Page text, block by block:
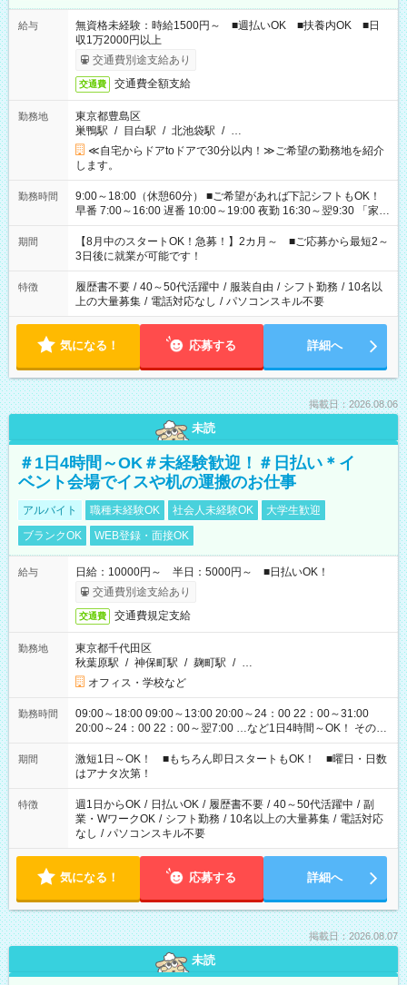
給与
無資格未経験：時給1500円～ ■週払いOK ■扶養内OK ■日
収1万2000円以上
交通費別途支給あり
交通費 交通費全額支給
勤務地
東京都豊島区
巣鴨駅 / 目白駅 / 北池袋駅 / …
≪自宅からドアtoドアで30分以内！≫ご希望の勤務地を紹介
します。
勤務時間
9:00～18:00（休憩60分） ■ご希望があれば下記シフトもOK！
早番 7:00～16:00 遅番 10:00～19:00 夜勤 16:30～翌9:30 「家族
と休みを合わせたい」 「余裕を持って夕飯の準備がしたい」
「できれば残業はしたくない」 など、ご希望を教えてください
ね。 ※Wワーク希望の方へ 今ご覧のお仕事で希望する勤務時間
と、もう1つのお仕事の勤務時間。 合計で週40時間を超える場
合は応募できません。
期間
【8月中のスタートOK！急募！】2カ月～ ■ご応募から最短2～
3日後に就業が可能です！
特徴 履歴書不要 / 40～50代活躍中 / 服装自由 / シフト勤務 / 10名以
上の大量募集 / 電話対応なし / パソコンスキル不要
気になる！ 応募する 詳細へ
掲載日：2026.08.06
未読
＃1日4時間～OK＃未経験歓迎！＃日払い＊イ
ベント会場でイスや机の運搬のお仕事
アルバイト 職種未経験OK 社会人未経験OK
大学生歓迎
ブランクOK
WEB登録・面接OK
給与
日給：10000円～ 半日：5000円～ ■日払いOK！
交通費別途支給あり
交通費 交通費規定支給
勤務地
東京都千代田区
秋葉原駅 / 神保町駅 / 麹町駅 / …
オフィス・学校など
勤務時間
09:00～18:00 09:00～13:00 20:00～24：00 22：00～31:00
20:00～24：00 22：00～翌7:00 …など1日4時間～OK！ その他
シフトもございます！ お気軽にご相談ください！
期間
激短1日～OK！ ■もちろん即日スタートもOK！ ■曜日・日数
はアナタ次第！
特徴 週1日からOK / 日払いOK / 履歴書不要 / 40～50代活躍中 / 副
業・WワークOK / シフト勤務 / 10名以上の大量募集 / 電話対応
なし / パソコンスキル不要
気になる！ 応募する 詳細へ
掲載日：2026.08.07
未読